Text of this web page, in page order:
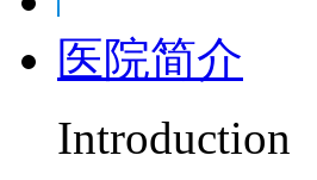
医院简介
Introduction